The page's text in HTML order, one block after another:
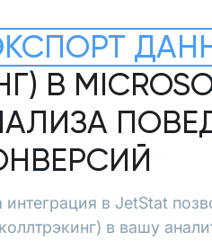
В
в JetStat
в вашу